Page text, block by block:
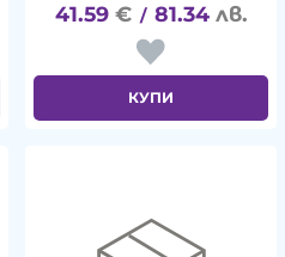
41.59 € / 81.34 лв.
КУПИ